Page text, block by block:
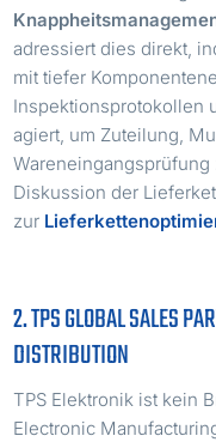
adressiert dies direkt,
mit tiefer
Inspektionsprotokollen
agiert, um Zuteilung,
Wareneingangsprüfung
Diskussion der
zur
2. TPS GLOBAL SALES
DISTRIBUTION
TPS Elektronik ist kein
Electronic